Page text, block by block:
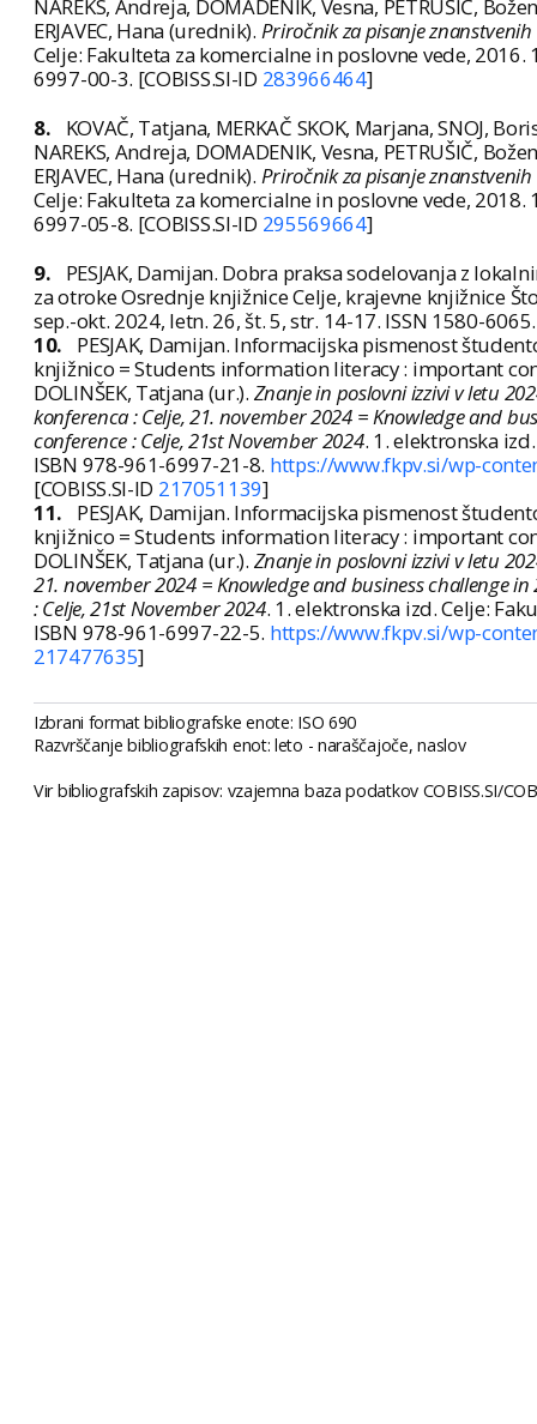
NAREKS, Andreja, DOMADENIK, Vesna, PETRUŠIČ,
ERJAVEC, Hana (urednik). Priročnik za pisanje
Celje: Fakulteta za komercialne in poslovne vede,
6997-00-3. [COBISS.SI-ID 283966464]
8.
KOVAČ, Tatjana, MERKAČ SKOK, Marjana, SNOJ,
NAREKS, Andreja, DOMADENIK, Vesna, PETRUŠIČ,
ERJAVEC, Hana (urednik). Priročnik za pisanje
Celje: Fakulteta za komercialne in poslovne vede,
6997-05-8. [COBISS.SI-ID 295569664]
9.
PESJAK, Damijan. Dobra praksa sodelovanja z
za otroke Osrednje knjižnice Celje, krajevne knjižnice
sep.-okt. 2024, letn. 26, št. 5, str. 14-17. ISSN 1580-
10.
PESJAK, Damijan. Informacijska pismenost
knjižnico = Students information literacy : important
DOLINŠEK, Tatjana (ur.). Znanje in poslovni izzivi v letu
konferenca : Celje, 21. november 2024 = Knowledge and
conference : Celje, 21st November 2024. 1. elektronska
ISBN 978-961-6997-21-8. https://www.fkpv.si/wp-
[COBISS.SI-ID 217051139]
11.
PESJAK, Damijan. Informacijska pismenost
knjižnico = Students information literacy : important
DOLINŠEK, Tatjana (ur.). Znanje in poslovni izzivi v letu
21. november 2024 = Knowledge and business challenge
: Celje, 21st November 2024. 1. elektronska izd. Celje:
ISBN 978-961-6997-22-5. https://www.fkpv.si/wp-
217477635]
Izbrani format bibliografske enote: ISO 690
Razvrščanje bibliografskih enot: leto - naraščajoče, naslov
Vir bibliografskih zapisov: vzajemna baza podatkov COBISS.SI/